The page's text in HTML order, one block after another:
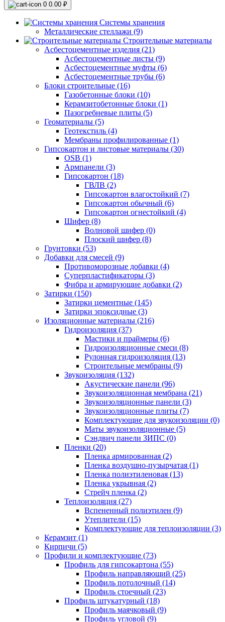
0 0.00 ₽
Системы хранения
Металлические стеллажи (9)
Строительные материалы
Асбестоцементные изделия (21)
Асбестоцементные листы (9)
Асбестоцементные муфты (6)
Асбестоцементные трубы (6)
Блоки строительные (16)
Газобетонные блоки (10)
Керамзитобетонные блоки (1)
Пазогребневые плиты (5)
Геоматериалы (5)
Геотекстиль (4)
Мембраны профилированные (1)
Гипсокартон и листовые материалы (30)
OSB (1)
Армпанели (3)
Гипсокартон (18)
ГВЛВ (2)
Гипсокартон влагостойкий (7)
Гипсокартон обычный (6)
Гипсокартон огнестойкий (4)
Шифер (8)
Волновой шифер (0)
Плоский шифер (8)
Грунтовки (53)
Добавки для смесей (9)
Противоморозные добавки (4)
Суперпластификаторы (3)
Фибра и армирующие добавки (2)
Затирки (150)
Затирки цементные (145)
Затирки эпоксидные (3)
Изоляционные материалы (216)
Гидроизоляция (37)
Мастики и праймеры (6)
Гидроизоляционные смеси (8)
Рулонная гидроизоляция (13)
Строительные мембраны (9)
Звукоизоляция (132)
Акустические панели (96)
Звукоизоляционная мембрана (21)
Звукоизоляционные панели (3)
Звукоизоляционные плиты (7)
Комплектующие для звукоизоляции (0)
Маты звукоизоляционные (5)
Сэндвич панели ЗИПС (0)
Пленки (20)
Пленка армированная (2)
Пленка воздушно-пузырчатая (1)
Пленка полиэтиленовая (13)
Пленка укрывная (2)
Стрейч пленка (2)
Теплоизоляция (27)
Вспененный полиэтилен (9)
Утеплители (15)
Комплектующие для теплоизоляции (3)
Керамзит (1)
Кирпичи (5)
Профили и комплектующие (73)
Профиль для гипсокартона (55)
Профиль направляющий (25)
Профиль потолочный (14)
Профиль стоечный (23)
Профиль штукатурный (18)
Профиль маячковый (9)
Профиль угловой (9)